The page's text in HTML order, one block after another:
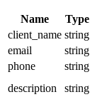
Name Type
client_name string
email
string
phone
string
description
string